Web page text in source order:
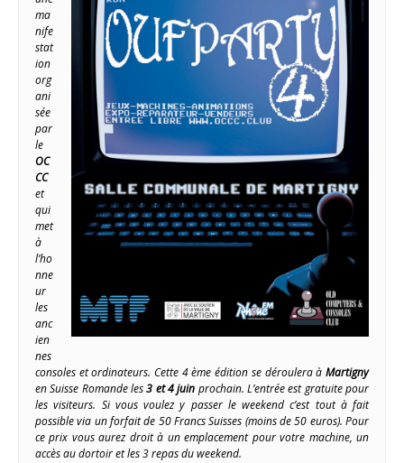
ma
nife
stat
ion
org
ani
sée
par
le
OC
CC
et
qui
met
à
l’ho
nne
ur
les
anc
ien
nes
consoles et ordinateurs. Cette 4 ème édition se déroulera à Martigny
en Suisse Romande les3 et 4 juin prochain. L’entrée est gratuite pour
les visiteurs. Si vous voulez y passer le weekend c’est tout à fait
possible via un forfait de 50 Francs Suisses (moins de 50 euros). Pour
ce prix vous aurez droit à un emplacement pour votre machine, un
accès au dortoir et les 3 repas du weekend.